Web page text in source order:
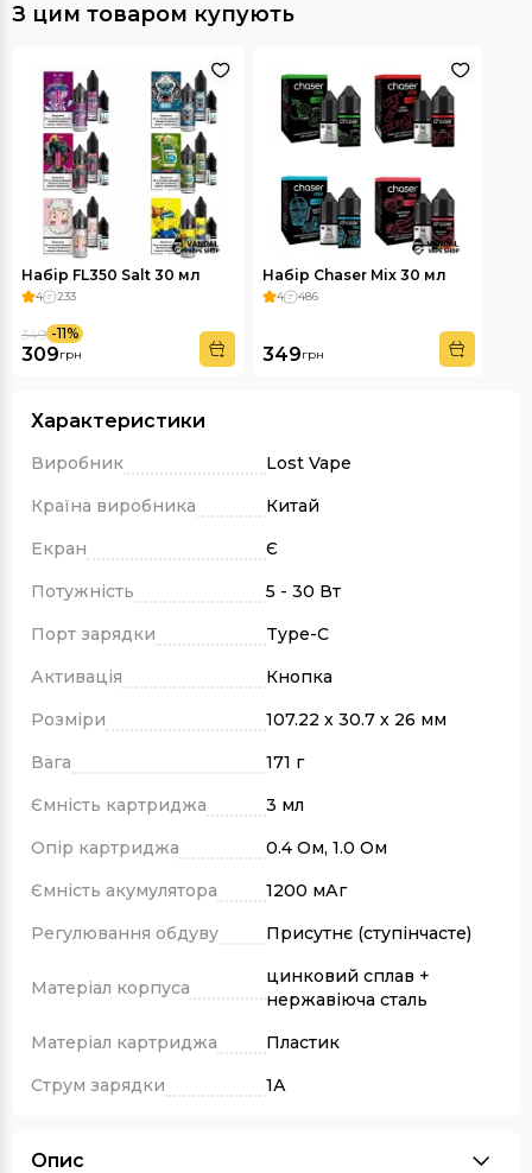
З цим товаром купують
Набір FL350 Salt 30 мл
4 233
309грн
349 -11%
Набір Chaser Mix 30 мл
4 486
349грн
Характеристики
Виробник
Lost Vape
Країна виробника
Китай
Екран
Є
Потужність
5 - 30 Вт
Порт зарядки
Type-C
Активація
Кнопка
Розміри
107.22 х 30.7 х 26 мм
Вага
171 г
Ємність картриджа
3 мл
Опір картриджа
0.4 Ом, 1.0 Ом
Ємність акумулятора
1200 мАг
Регулювання обдуву
Присутнє (ступінчасте)
Матеріал корпуса
цинковий сплав +
нержавіюча сталь
Матеріал картриджа
Пластик
Струм зарядки
1А
Опис